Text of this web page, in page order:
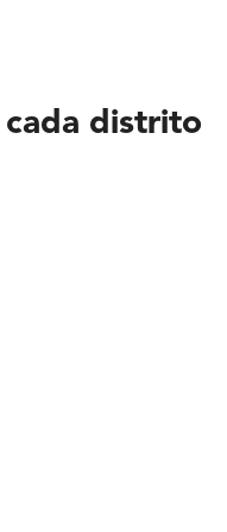
cada distrito